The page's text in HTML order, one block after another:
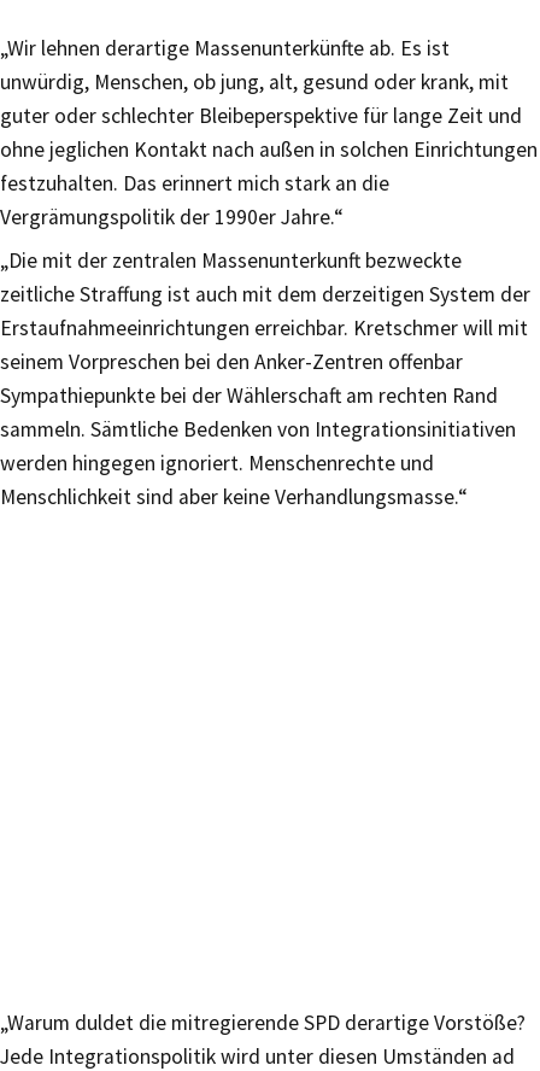
„Wir lehnen derartige Massenunterkünfte ab. Es ist
unwürdig, Menschen, ob jung, alt, gesund oder krank, mit
guter oder schlechter Bleibeperspektive für lange Zeit und
ohne jeglichen Kontakt nach außen in solchen Einrichtungen
festzuhalten. Das erinnert mich stark an die
Vergrämungspolitik der 1990er Jahre.“
„Die mit der zentralen Massenunterkunft bezweckte
zeitliche Straffung ist auch mit dem derzeitigen System der
Erstaufnahmeeinrichtungen erreichbar. Kretschmer will mit
seinem Vorpreschen bei den Anker-Zentren offenbar
Sympathiepunkte bei der Wählerschaft am rechten Rand
sammeln. Sämtliche Bedenken von Integrationsinitiativen
werden hingegen ignoriert. Menschenrechte und
Menschlichkeit sind aber keine Verhandlungsmasse.“
„Warum duldet die mitregierende SPD derartige Vorstöße?
Jede Integrationspolitik wird unter diesen Umständen ad